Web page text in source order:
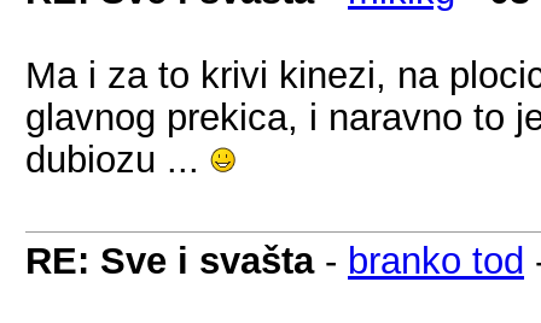
Ma i za to krivi kinezi, na
glavnog prekica, i naravno to
dubiozu ...
RE: Sve i svašta- branko tod